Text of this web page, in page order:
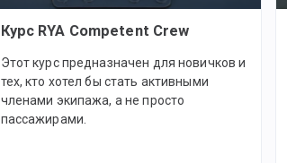
Курс RYA Competent Crew
Этот курс предназначен для новичков и
тех, кто хотел бы стать активными
членами экипажа, а не просто
пассажирами.